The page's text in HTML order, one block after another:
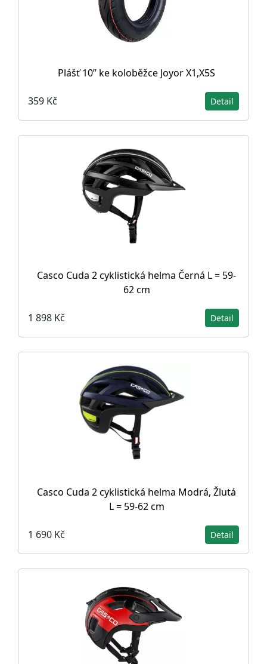
Plášť 10” ke koloběžce Joyor X1,X5S
359 Kč Detail
Casco Cuda 2 cyklistická helma Černá L = 59-
62 cm
1 898 Kč Detail
Casco Cuda 2 cyklistická helma Modrá, Žlutá
L = 59-62 cm
1 690 Kč Detail